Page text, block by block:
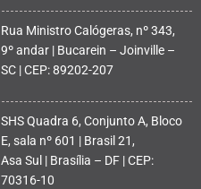
Rua Ministro Calógeras, nº 343,
9º andar | Bucarein – Joinville –
SC | CEP: 89202-207
SHS Quadra 6, Conjunto A, Bloco
E, sala nº 601 | Brasil 21,
Asa Sul | Brasília – DF | CEP:
70316-10